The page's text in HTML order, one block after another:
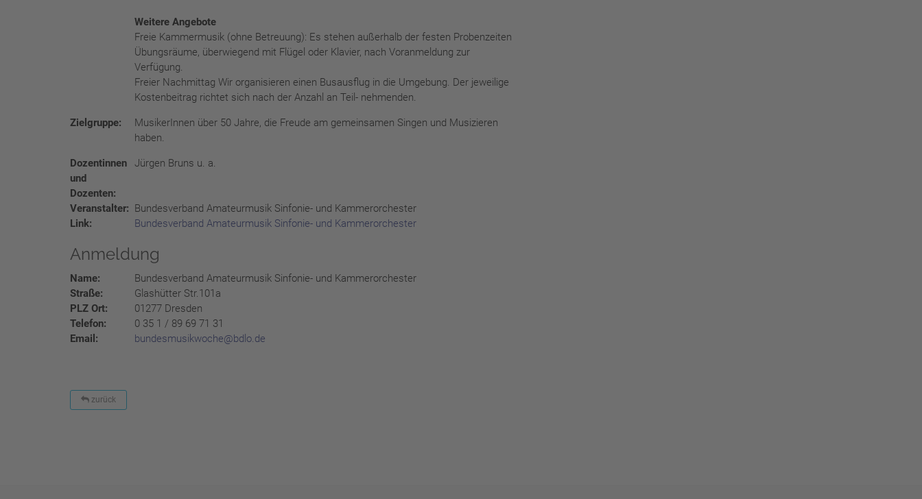
Weitere Angebote
Freie Kammermusik (ohne Betreuung): Es stehen außerhalb der festen Probenzeiten
Übungsräume, überwiegend mit Flügel oder Klavier, nach Voranmeldung zur
Verfügung.
Freier Nachmittag Wir organisieren einen Busausflug in die Umgebung. Der jeweilige
Kostenbeitrag richtet sich nach der Anzahl an Teil- nehmenden.
Zielgruppe:
MusikerInnen über 50 Jahre, die Freude am gemeinsamen Singen und Musizieren
haben.
Dozentinnen
und
Dozenten:
Jürgen Bruns u. a.
Veranstalter: Bundesverband Amateurmusik Sinfonie- und Kammerorchester
Link:
Bundesverband Amateurmusik Sinfonie- und Kammerorchester
Anmeldung
Name:
Bundesverband Amateurmusik Sinfonie- und Kammerorchester
Straße:
Glashütter Str.101a
PLZ Ort:
01277 Dresden
Telefon:
0 35 1 / 89 69 71 31
Email:
bundesmusikwoche@bdlo.de
zurück